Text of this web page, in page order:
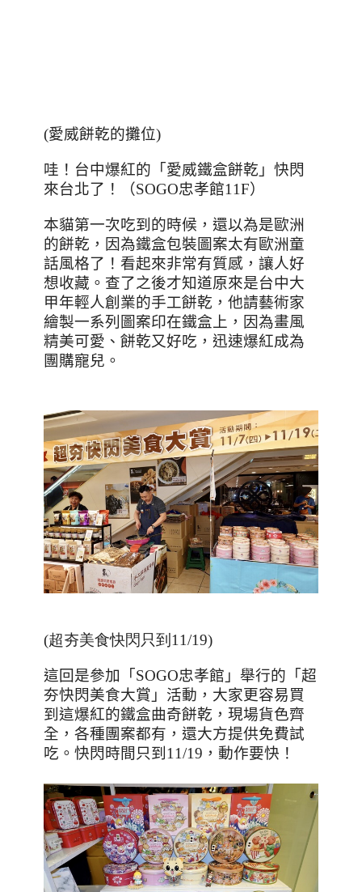
(愛威餅乾的攤位)
哇！台中爆紅的「愛威鐵盒餅乾」快閃
來台北了！（SOGO忠孝館11F）
本貓第一次吃到的時候，還以為是歐洲
的餅乾，因為鐵盒包裝圖案太有歐洲童
話風格了！看起來非常有質感，讓人好
想收藏。查了之後才知道原來是台中大
甲年輕人創業的手工餅乾，他請藝術家
繪製一系列圖案印在鐵盒上，因為畫風
精美可愛、餅乾又好吃，迅速爆紅成為
團購寵兒。
(超夯美食快閃只到11/19)
這回是參加「 SOGO忠孝館」舉行的「超
夯快閃美食大賞」活動，大家更容易買
到這爆紅的鐵盒曲奇餅乾，現場貨色齊
全，各種團案都有，還大方提供免費試
吃。快閃時間只到 11/19 ，動作要快！